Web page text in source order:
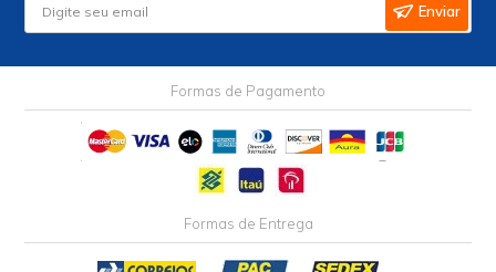
Enviar
Formas de Pagamento
Formas de Entrega